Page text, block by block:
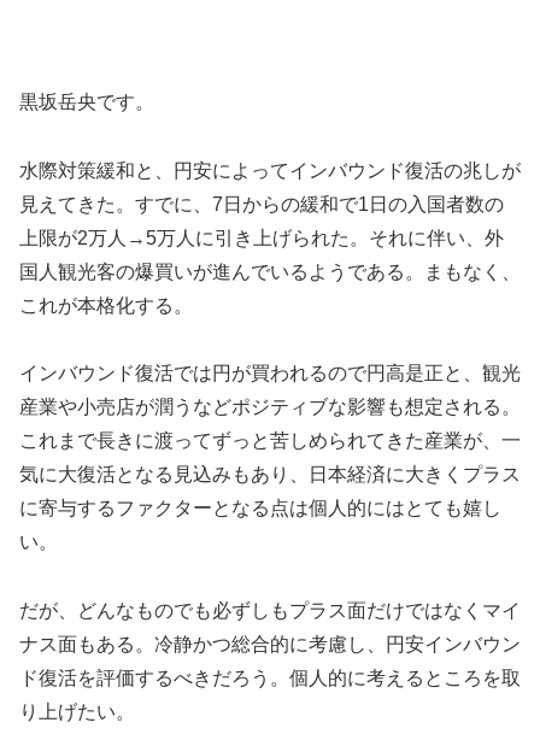
黒坂岳央です。
水際対策緩和と、円安によってインバウンド復活の兆しが
見えてきた。すでに、7日からの緩和で1日の入国者数の
上限が2万人→5万人に引き上げられた。それに伴い、外
国人観光客の爆買いが進んでいるようである。まもなく、
これが本格化する。
インバウンド復活では円が買われるので円高是正と、観光
産業や小売店が潤うなどポジティブな影響も想定される。
これまで長きに渡ってずっと苦しめられてきた産業が、一
気に大復活となる見込みもあり、日本経済に大きくプラス
に寄与するファクターとなる点は個人的にはとても嬉し
い。
だが、どんなものでも必ずしもプラス面だけではなくマイ
ナス面もある。冷静かつ総合的に考慮し、円安インバウン
ド復活を評価するべきだろう。個人的に考えるところを取
り上げたい。